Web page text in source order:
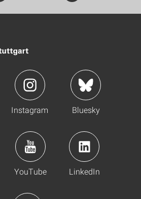
Instagram Bluesky
YouTube LinkedIn